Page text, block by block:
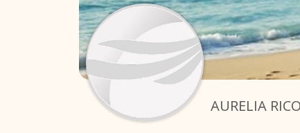
AURELIA RICO